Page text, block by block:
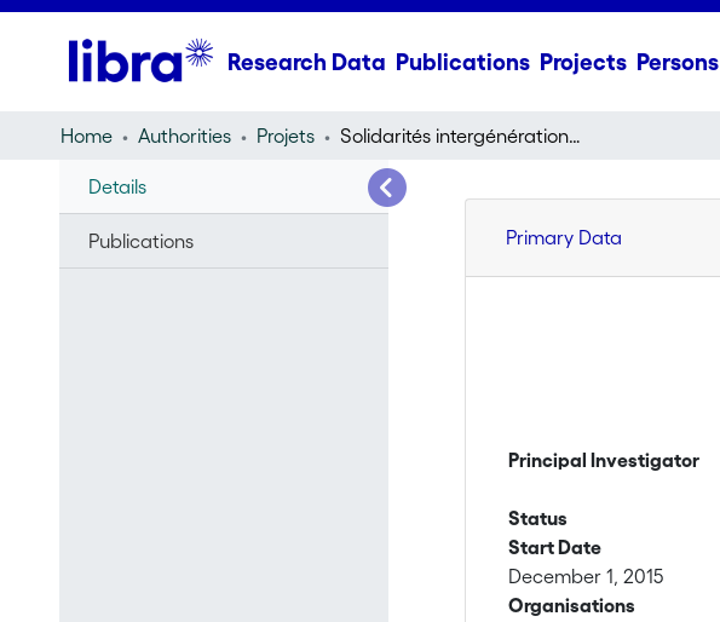
Research Data Publications Projects Persons
Home Authorities Projets Solidarités intergénérationnelles dans les familles transnationales. Eclairage par les arrangements de care de la Génération Zéro, ces grands-parents étrangers qui viennent garder leurs petits-enfants en Suisse
Details
Publications Primary Data
Principal Investigator
Status
Start Date
December 1, 2015
Organisations